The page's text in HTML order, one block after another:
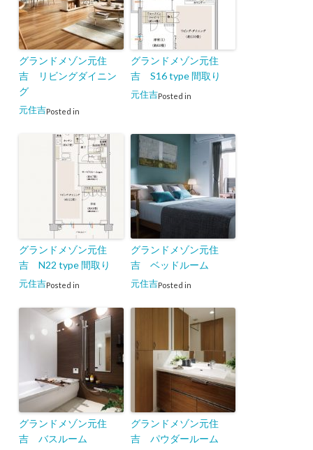
グランドメゾン元住
吉 リビングダイニン
グ
Posted in
元住吉
グランドメゾン元住
吉 S16 type 間取り
Posted in
元住吉
グランドメゾン元住
吉 N22 type 間取り
Posted in
元住吉
グランドメゾン元住
吉 ベッドルーム
Posted in
元住吉
グランドメゾン元住
吉 バスルーム
グランドメゾン元住
吉 パウダールーム